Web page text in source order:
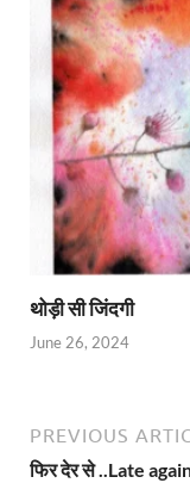
थोड़ी सी जिंदगी
June 26, 2024
PREVIOUS
फिर देर से ..Late